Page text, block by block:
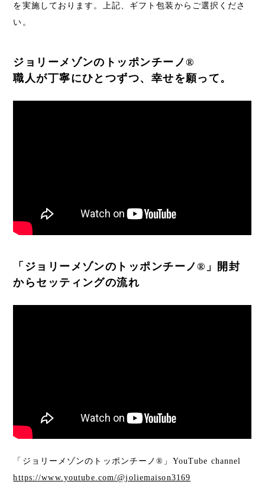
を実施しております。上記、ギフト包装からご選択くださ
い。
ジョリーメゾンのトッポンチーノ®︎
職人が丁寧にひとつずつ、幸せを願って。
「ジョリーメゾンのトッポンチーノ®︎」開封
からセッティングの流れ
「ジョリーメゾンのトッポンチーノ®︎」YouTube channel
https://www.youtube.com/@joliemaison3169